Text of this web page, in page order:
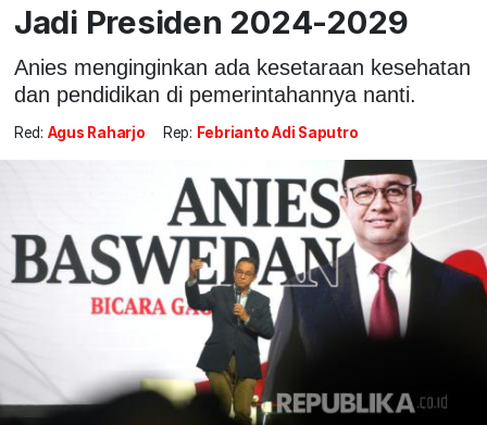
Jadi Presiden 2024-2029
Anies menginginkan ada kesetaraan kesehatan
dan pendidikan di pemerintahannya nanti.
Red: Agus Raharjo Rep: Febrianto Adi Saputro